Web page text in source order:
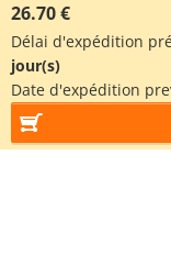
26.70 €
Délai d'expédition
jour(s)
Date d'expédition